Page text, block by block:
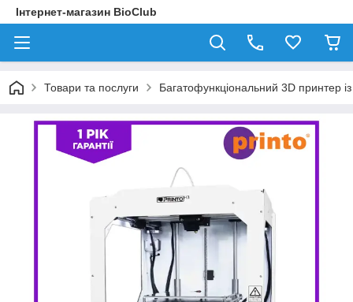
Інтернет-магазин BioClub
Товари та послуги Багатофункціональний 3D принтер